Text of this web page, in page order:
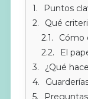
Puntos
Qué criterios
Cómo
El
¿Qué hace
Guarderías